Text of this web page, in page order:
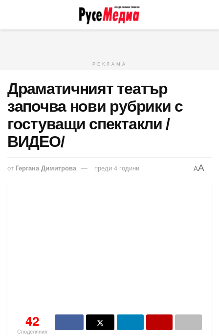
РЕКЛАМА
Драматичният театър
започва нови рубрики с
гостуващи спектакли /
ВИДЕО/
от Гергана Димитрова преди 4 години AA
42
Споделяния